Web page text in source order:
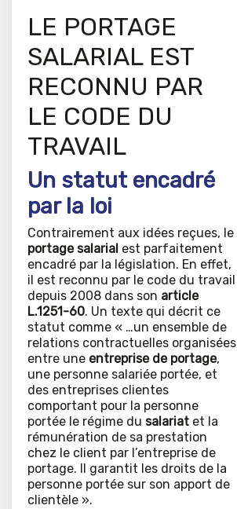
LE PORTAGE
SALARIAL EST
RECONNU PAR
LE CODE DU
TRAVAIL
Un statut encadré
par la loi
Contrairement aux idées reçues, le
portage salarial est parfaitement
encadré par la législation. En effet,
il est reconnu par le code du travail
depuis 2008 dans son article
L.1251-60. Un texte qui décrit ce
statut comme « …un ensemble de
relations contractuelles organisées
entre une entreprise de portage,
une personne salariée portée, et
des entreprises clientes
comportant pour la personne
portée le régime du salariat et la
rémunération de sa prestation
chez le client par l’entreprise de
portage. Il garantit les droits de la
personne portée sur son apport de
clientèle ».